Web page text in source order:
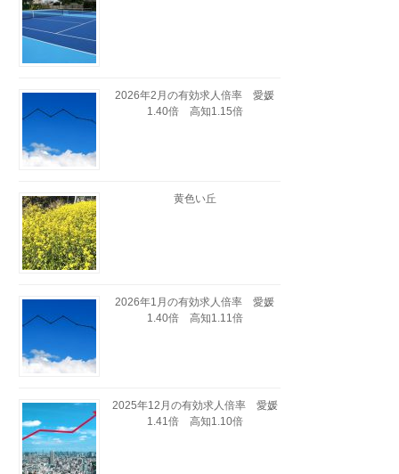
2026年2月の有効求人倍率 愛媛
1.40倍 高知1.15倍
黄色い丘
2026年1月の有効求人倍率 愛媛
1.40倍 高知1.11倍
2025年12月の有効求人倍率 愛媛
1.41倍 高知1.10倍